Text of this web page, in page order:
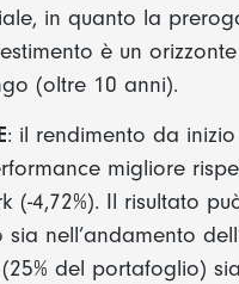
in quanto la
è un
(oltre 10 anni).
: il rendimento da
migliore
(-4,72%). Il risultato
nell’andamento
del portafoglio)